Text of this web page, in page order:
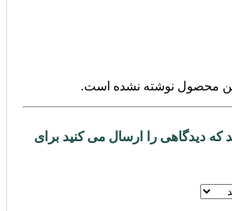
محصول نوشته نشده است.
که دیدگاهی را ارسال می کنید برای